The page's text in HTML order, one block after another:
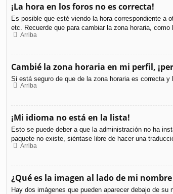
¡La hora en los foros no es correcta!
Es posible que esté viendo la hora correspondiente a
etc. Recuerde que para cambiar la zona horaria,
Arriba
Cambié la zona horaria en mi perfil,
Si está seguro de que de la zona horaria es correcta
Arriba
¡Mi idioma no está en la lista!
Esto se puede deber a que la administración no ha
paquete no existe, siéntase libre de hacer una
Arriba
¿Qué es la imagen al lado de mi
Hay dos imágenes que pueden aparecer debajo de